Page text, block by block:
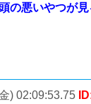
の悪いやつが
) 02:09:53.75